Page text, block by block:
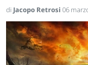
di Jacopo Retrosi 06